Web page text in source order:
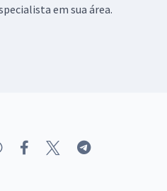
em sua área.